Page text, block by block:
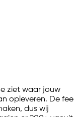
ziet waar jouw
opleveren. De fee
dus wij